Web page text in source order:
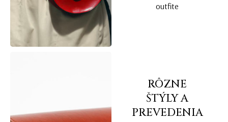
outfite
RÔZNE
ŠTÝLY A
PREVEDENIA